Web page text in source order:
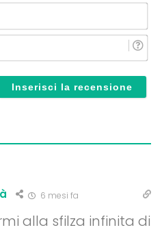
6 mesi fa
alla sfilza infinita di